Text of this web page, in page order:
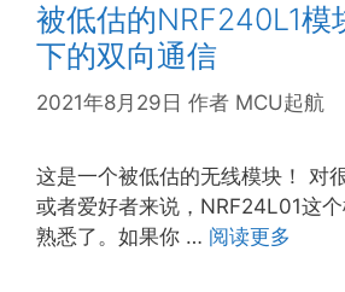
被低估的NRF240L1模
下的双向通信
2021年8月29日 作者 MCU起航
这是一个被低估的无线模块！ 对
或者爱好者来说，NRF24L01这
熟悉了。如果你 … 阅读更多